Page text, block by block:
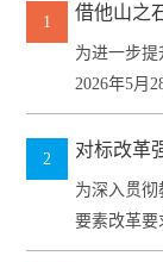
1
借他山之
仙玉率队
为进一步提
2026年5月
务处及各二
2
对标改革
年专业人
修订工作
为深入贯
要素改革要
质量，5月